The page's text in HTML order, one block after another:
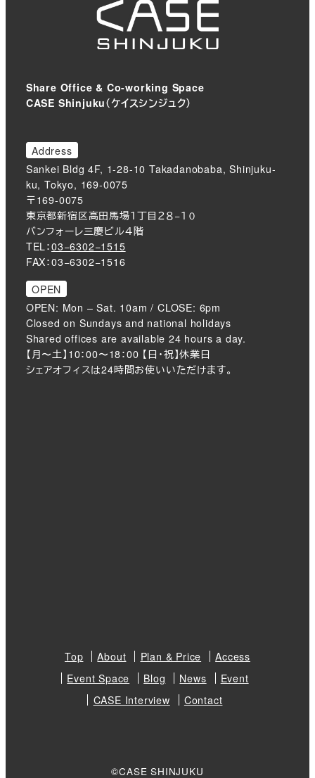
Share Office & Co-working Space
CASE Shinjuku（ケイスシンジュク）
Address
Sankei Bldg 4F, 1-28-10 Takadanobaba, Shinjuku-
ku, Tokyo, 169-0075
〒169-0075
東京都新宿区高田馬場１丁目２８−１０
バンフォーレ三慶ビル４階
TEL：03−6302−1515
FAX：03−6302−1516
OPEN
OPEN: Mon – Sat. 10am / CLOSE: 6pm
Closed on Sundays and national holidays
Shared offices are available 24 hours a day.
【月〜土】10：00〜18：00 【日・祝】休業日
シェアオフィスは24時間お使いいただけます。
Top About Plan & Price
Access
Event Space
Blog News
Event
CASE Interview
Contact
©CASE SHINJUKU